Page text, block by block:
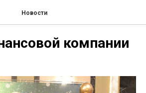
Новости
компании